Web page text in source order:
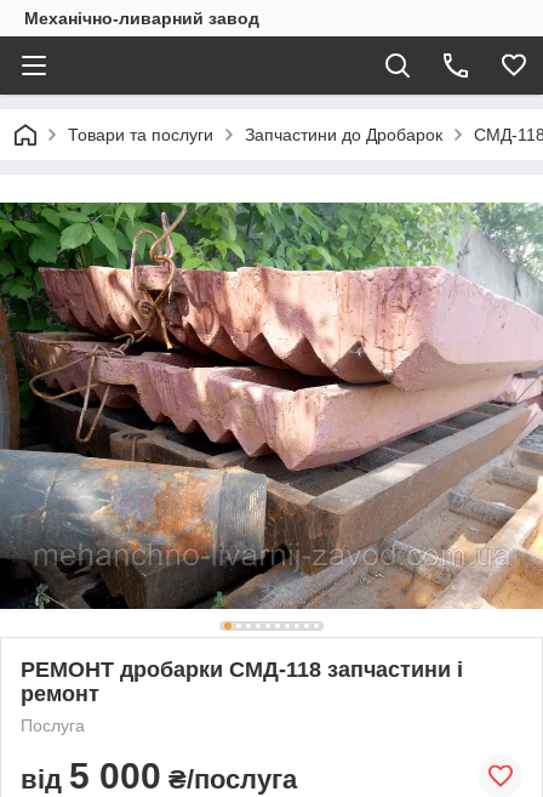
Механічно-ливарний завод
Товари та послуги Запчастини до Дробарок СМД-
РЕМОНТ дробарки СМД-118 запчастини і
ремонт
Послуга
від 5 000 ₴/послуга